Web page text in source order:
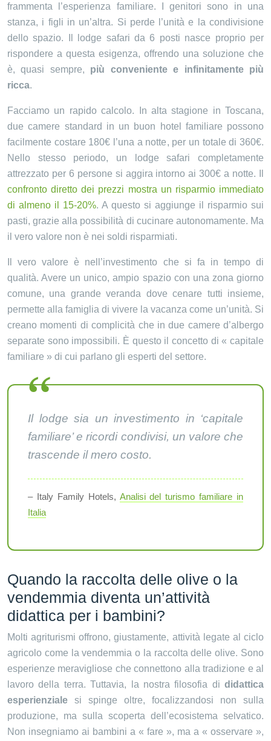
frammenta l’esperienza familiare. I genitori sono in una
stanza, i figli in un’altra. Si perde l’unità e la condivisione
dello spazio. Il lodge safari da 6 posti nasce proprio per
rispondere a questa esigenza, offrendo una soluzione che
è, quasi sempre, più conveniente e infinitamente più
ricca.
Facciamo un rapido calcolo. In alta stagione in Toscana,
due camere standard in un buon hotel familiare possono
facilmente costare 180€ l’una a notte, per un totale di 360€.
Nello stesso periodo, un lodge safari completamente
attrezzato per 6 persone si aggira intorno ai 300€ a notte. Il
confronto diretto dei prezzi mostra un risparmio immediato
di almeno il 15-20%. A questo si aggiunge il risparmio sui
pasti, grazie alla possibilità di cucinare autonomamente. Ma
il vero valore non è nei soldi risparmiati.
Il vero valore è nell’investimento che si fa in tempo di
qualità. Avere un unico, ampio spazio con una zona giorno
comune, una grande veranda dove cenare tutti insieme,
permette alla famiglia di vivere la vacanza come un’unità. Si
creano momenti di complicità che in due camere d’albergo
separate sono impossibili. È questo il concetto di « capitale
familiare » di cui parlano gli esperti del settore.
Il lodge sia un investimento in ‘capitale
familiare’ e ricordi condivisi, un valore che
trascende il mero costo.
– Italy Family Hotels, Analisi del turismo familiare in
Italia
Quando la raccolta delle olive o la
vendemmia diventa un’attività
didattica per i bambini?
Molti agriturismi offrono, giustamente, attività legate al ciclo
agricolo come la vendemmia o la raccolta delle olive. Sono
esperienze meravigliose che connettono alla tradizione e al
lavoro della terra. Tuttavia, la nostra filosofia di didattica
esperienziale si spinge oltre, focalizzandosi non sulla
produzione, ma sulla scoperta dell’ecosistema selvatico.
Non insegniamo ai bambini a « fare », ma a « osservare »,